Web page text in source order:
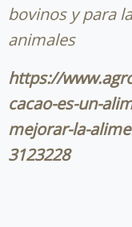
bovinos y para
animales
https://
cacao-es-un-
mejorar-la-
3123228